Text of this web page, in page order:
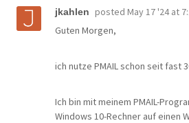
jkahlen posted May 17 '24 at
Guten Morgen,
ich nutze PMAIL schon seit fast
Ich bin mit meinem PMAIL-
Windows 10-Rechner auf einen